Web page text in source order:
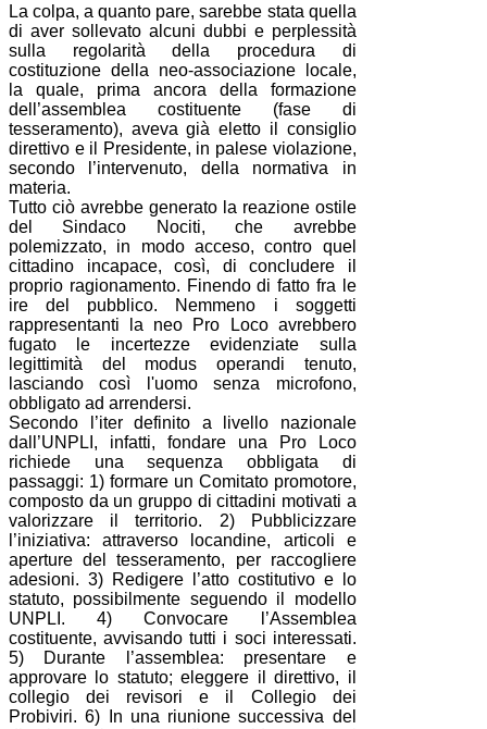
La colpa, a quanto pare, sarebbe stata quella
di aver sollevato alcuni dubbi e perplessità
sulla regolarità della procedura di
costituzione della neo-associazione locale,
la quale, prima ancora della formazione
dell’assemblea costituente (fase di
tesseramento), aveva già eletto il consiglio
direttivo e il Presidente, in palese violazione,
secondo l’intervenuto, della normativa in
materia.
Tutto ciò avrebbe generato la reazione ostile
del Sindaco Nociti, che avrebbe
polemizzato, in modo acceso, contro quel
cittadino incapace, così, di concludere il
proprio ragionamento. Finendo di fatto fra le
ire del pubblico. Nemmeno i soggetti
rappresentanti la neo Pro Loco avrebbero
fugato le incertezze evidenziate sulla
legittimità del modus operandi tenuto,
lasciando così l'uomo senza microfono,
obbligato ad arrendersi.
Secondo l’iter definito a livello nazionale
dall’UNPLI, infatti, fondare una Pro Loco
richiede una sequenza obbligata di
passaggi: 1) formare un Comitato promotore,
composto da un gruppo di cittadini motivati a
valorizzare il territorio. 2) Pubblicizzare
l’iniziativa: attraverso locandine, articoli e
aperture del tesseramento, per raccogliere
adesioni. 3) Redigere l’atto costitutivo e lo
statuto, possibilmente seguendo il modello
UNPLI. 4) Convocare l’Assemblea
costituente, avvisando tutti i soci interessati.
5) Durante l’assemblea: presentare e
approvare lo statuto; eleggere il direttivo, il
collegio dei revisori e il Collegio dei
Probiviri. 6) In una riunione successiva del